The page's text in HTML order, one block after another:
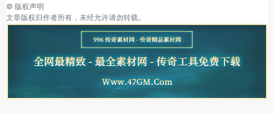
© 版权声明
文章版权归作者所有，未经允许请勿转载。